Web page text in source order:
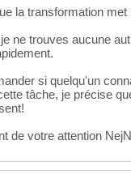
la transformation
ne trouves aucune
si quelqu'un
tâche, je précise
de votre attention